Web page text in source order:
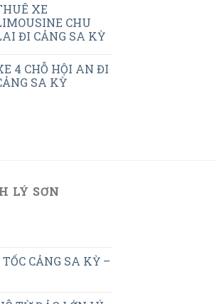
XE
CHU
ĐI CẢNG SA KỲ
4 CHỖ HỘI AN ĐI
SA KỲ
LÝ SƠN
CẢNG SA KỲ –